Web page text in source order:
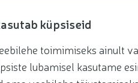
küpsiseid
toimimiseks ainult
lubamisel kasutame
Рецепты